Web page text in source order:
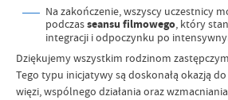
Na zakończenie, wszyscy uczestnicy
podczasseansu filmowego, który
integracji i odpoczynku po
Dziękujemy wszystkim rodzinom
Tego typu inicjatywy są doskonałą okazją
więzi, wspólnego działania oraz